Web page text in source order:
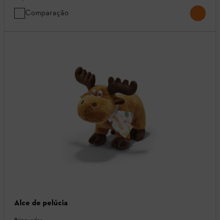
Comparação
Alce de pelúcia